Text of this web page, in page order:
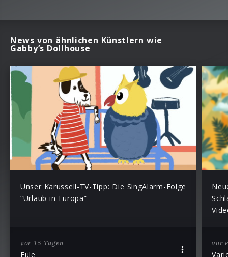
News von ähnlichen Künstlern wie
Gabby’s Dollhouse
Unser Karussell-TV-Tipp: Die SingAlarm-Folge
“Urlaub in Europa”
vor 15 Tagen
Eule
vor